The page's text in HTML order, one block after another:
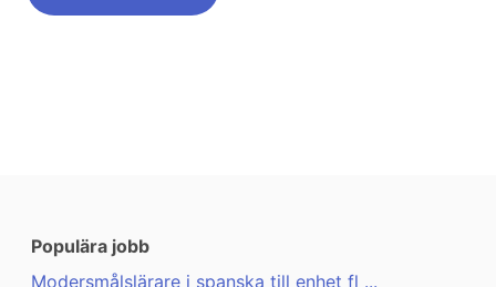
Populära jobb
Modersmålslärare i spanska till enhet fl ...